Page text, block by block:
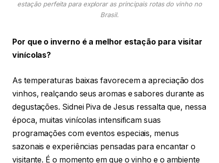
estação perfeita para explorar as principais rotas do vinho no
Brasil.
Por que o inverno é a melhor estação para visitar
vinícolas?
As temperaturas baixas favorecem a apreciação dos
vinhos, realçando seus aromas e sabores durante as
degustações. Sidnei Piva de Jesus ressalta que, nessa
época, muitas vinícolas intensificam suas
programações com eventos especiais, menus
sazonais e experiências pensadas para encantar o
visitante. É o momento em que o vinho e o ambiente